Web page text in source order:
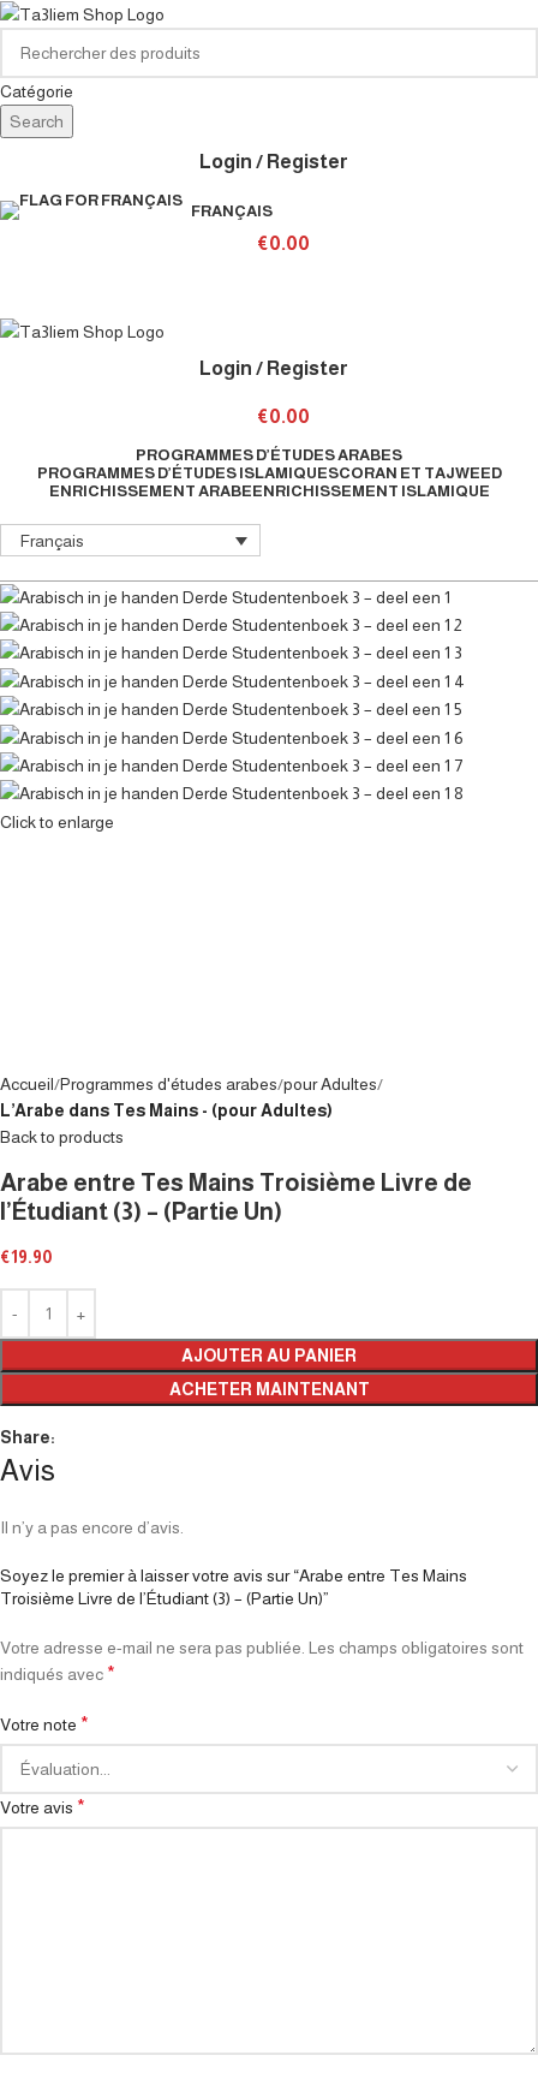
Catégorie
Search
Login / Register
FRANÇAIS
€0.00
Login / Register
€0.00
PROGRAMMES D’ÉTUDES ARABES
PROGRAMMES D’ÉTUDES ISLAMIQUESCORAN ET TAJWEED
ENRICHISSEMENT ARABEENRICHISSEMENT ISLAMIQUE
Français
Click to enlarge
Accueil Programmes d'études arabes pour Adultes
L’Arabe dans Tes Mains - (pour Adultes)
Back to products
Arabe entre Tes Mains Troisième Livre de
l’Étudiant (3) – (Partie Un)
€19.90
AJOUTER AU PANIER
ACHETER MAINTENANT
Share:
Avis
Il n’y a pas encore d’avis.
Soyez le premier à laisser votre avis sur “Arabe entre Tes Mains
Troisième Livre de l’Étudiant (3) – (Partie Un)”
Votre adresse e-mail ne sera pas publiée. Les champs obligatoires sont
indiqués avec *
Votre note *
Votre avis *